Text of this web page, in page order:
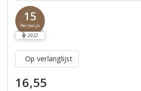
15
Perswijn
2022
Op verlanglijst
16,55